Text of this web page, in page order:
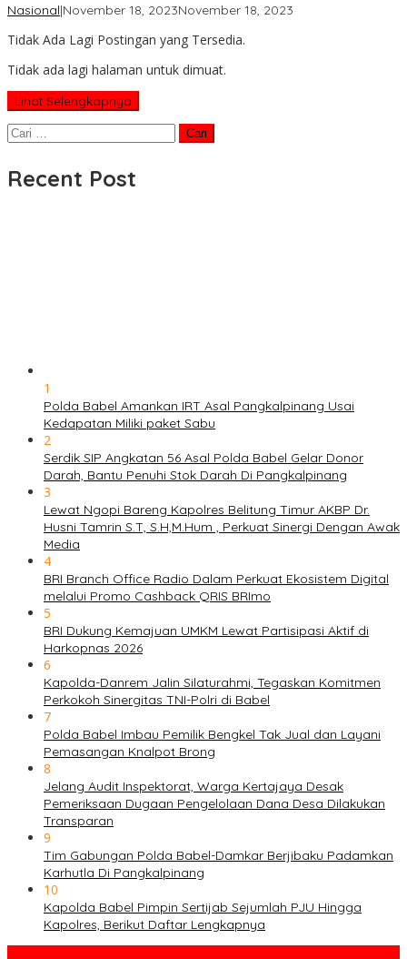
Nasional|November 18, 2023November 18, 2023
Tidak Ada Lagi Postingan yang Tersedia.
Tidak ada lagi halaman untuk dimuat.
Lihat Selengkapnya
Cari
untuk:
Recent Post
1
Polda Babel Amankan IRT Asal Pangkalpinang Usai
Kedapatan Miliki paket Sabu
2
Serdik SIP Angkatan 56 Asal Polda Babel Gelar Donor
Darah, Bantu Penuhi Stok Darah Di Pangkalpinang
3
Lewat Ngopi Bareng Kapolres Belitung Timur AKBP Dr.
Husni Tamrin S.T, S.H,M.Hum , Perkuat Sinergi Dengan Awak
Media
4
BRI Branch Office Radio Dalam Perkuat Ekosistem Digital
melalui Promo Cashback QRIS BRImo
5
BRI Dukung Kemajuan UMKM Lewat Partisipasi Aktif di
Harkopnas 2026
6
Kapolda-Danrem Jalin Silaturahmi, Tegaskan Komitmen
Perkokoh Sinergitas TNI-Polri di Babel
7
Polda Babel Imbau Pemilik Bengkel Tak Jual dan Layani
Pemasangan Knalpot Brong
8
Jelang Audit Inspektorat, Warga Kertajaya Desak
Pemeriksaan Dugaan Pengelolaan Dana Desa Dilakukan
Transparan
9
Tim Gabungan Polda Babel-Damkar Berjibaku Padamkan
Karhutla Di Pangkalpinang
10
Kapolda Babel Pimpin Sertijab Sejumlah PJU Hingga
Kapolres, Berikut Daftar Lengkapnya